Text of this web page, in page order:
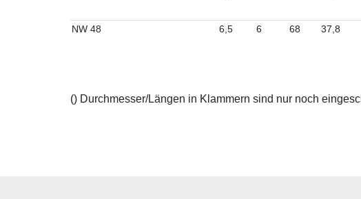
NW 48 6,5 6 68 37,8
() Durchmesser/Längen in Klammern sind nur noch